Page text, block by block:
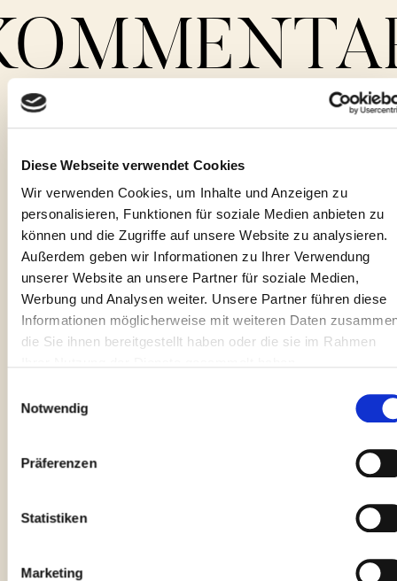
Diese Webseite verwendet Cookies
Wir verwenden Cookies, um Inhalte und Anzeigen zu
personalisieren, Funktionen für soziale Medien anbieten zu
können und die Zugriffe auf unsere Website zu analysieren.
Außerdem geben wir Informationen zu Ihrer Verwendung
unserer Website an unsere Partner für soziale Medien,
Werbung und Analysen weiter. Unsere Partner führen diese
Informationen möglicherweise mit weiteren Daten
die Sie ihnen bereitgestellt haben oder die sie im Rahmen
Notwendig
Präferenzen
Statistiken
Marketing
Isabella
Gast im
Juni 2026
Authentisch, stilvoll, entschleunigend -
die 3 Wörter, die die Villa Francioli für
uns am besten beschreiben. Sie ist ein
wunderbarer Ort, um den Alltag hinter
sich zu lassen. Der weite Blick über den
Lago Maggiore, die geschmackvolle
Einrichtung und der traumhafte Garten
haben es uns leicht gemacht, uns
Villa
Galerie
Umgebung
Buchung
Journal
Gästebuch